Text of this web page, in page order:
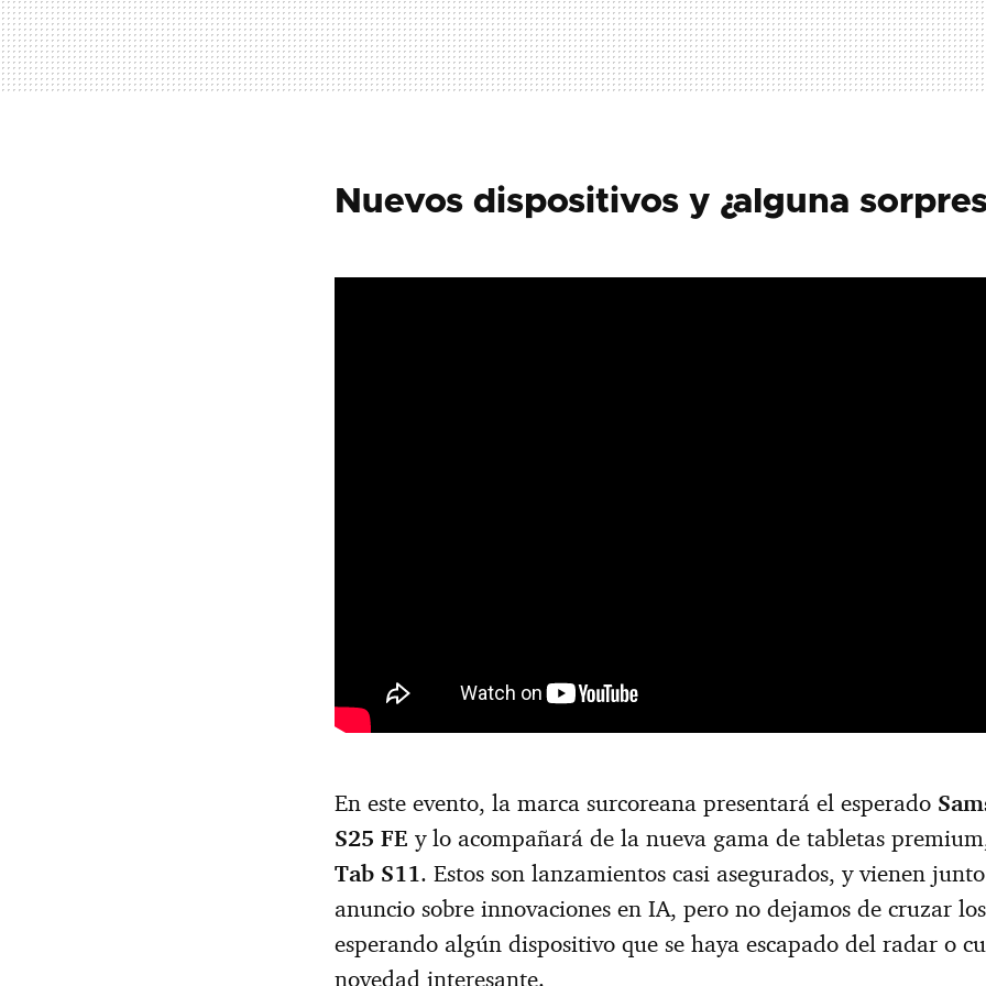
Nuevos dispositivos y ¿alguna
En este evento, la marca surcoreana presentará el esperado
S25 FE y lo acompañará de la nueva gama de tabletas
Tab S11. Estos son lanzamientos casi asegurados, y vienen
anuncio sobre innovaciones en IA, pero no dejamos de cruzar
esperando algún dispositivo que se haya escapado del radar o
novedad interesante.